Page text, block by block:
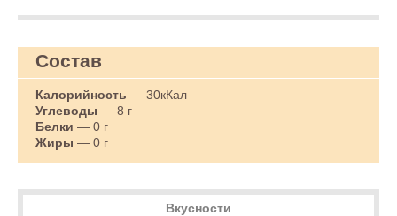
Состав
Калорийность — 30кКал
Углеводы — 8 г
Белки — 0 г
Жиры — 0 г
Вкусности